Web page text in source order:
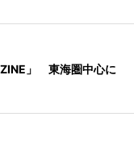
」 東海圏中心に